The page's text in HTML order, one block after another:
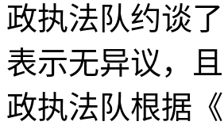
政执法队约谈
表示无异议，
政执法队根据